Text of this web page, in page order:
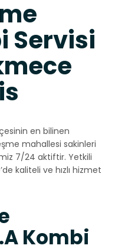
Servisi
en bilinen
mahallesi sakinleri
7/24 aktiftir. Yetkili
kaliteli ve hızlı hizmet
Kombi